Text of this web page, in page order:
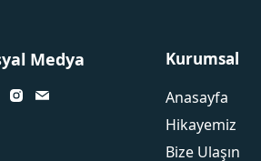
Medya Kurumsal
Anasayfa
Hikayemiz
Bize Ulaşın